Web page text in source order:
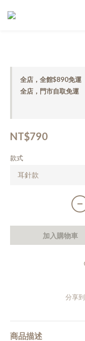
全店，全館$890免運
全店，門市自取免運
NT$790
款式
加入購物車
分享到
商品描述